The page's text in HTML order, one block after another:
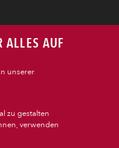
AUF
unserer
zu gestalten
verwenden